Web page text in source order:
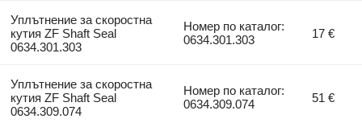
Уплътнение за скоростна
кутия ZF Shaft Seal
0634.301.303
Номер по каталог:
0634.301.303
17 €
Уплътнение за скоростна
кутия ZF Shaft Seal
0634.309.074
Номер по каталог:
0634.309.074
51 €